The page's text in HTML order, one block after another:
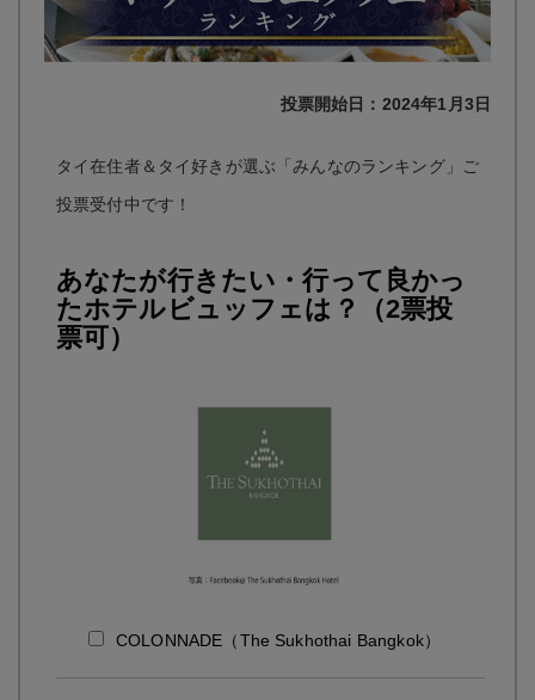
投票開始日：2024年1月3日
タイ在住者＆タイ好きが選ぶ「みんなのランキング」ご
投票受付中です！
あなたが行きたい・行って良かっ
たホテルビュッフェは？（2票投
票可）
COLONNADE（The Sukhothai Bangkok）